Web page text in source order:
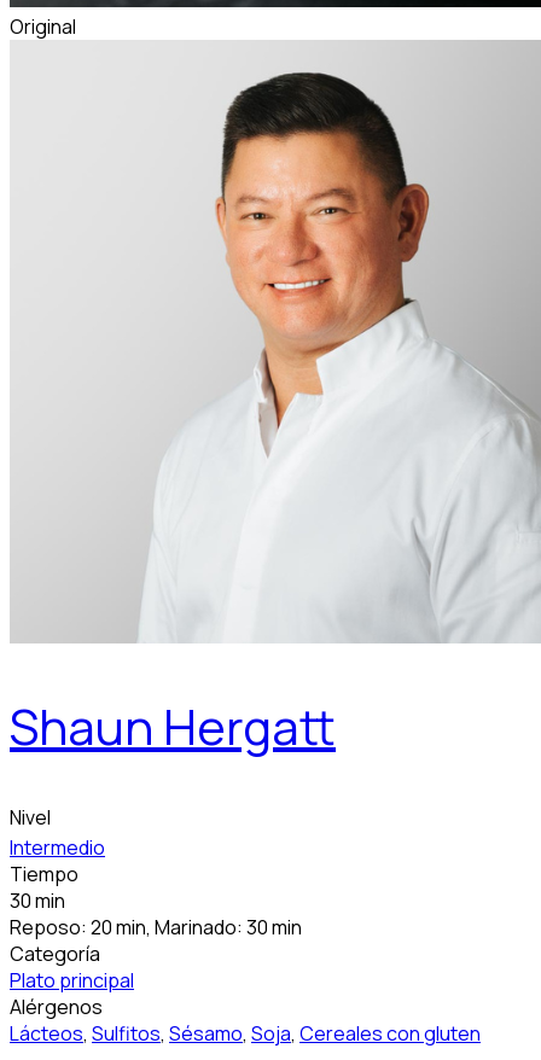
Original
Shaun Hergatt
Nivel
Intermedio
Tiempo
30 min
Reposo: 20 min, Marinado: 30 min
Categoría
Plato principal
Alérgenos
Lácteos, Sulfitos, Sésamo, Soja, Cereales con gluten